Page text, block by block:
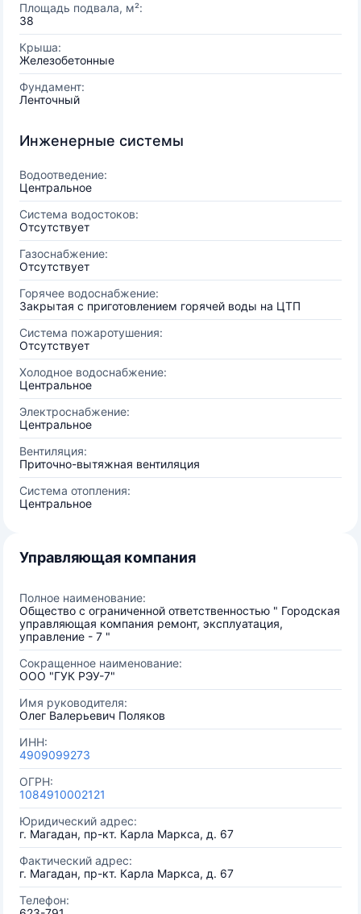
Площадь подвала, м²:
38
Крыша:
Железобетонные
Фундамент:
Ленточный
Инженерные системы
Водоотведение:
Центральное
Система водостоков:
Отсутствует
Газоснабжение:
Отсутствует
Горячее водоснабжение:
Закрытая с приготовлением горячей воды на ЦТП
Система пожаротушения:
Отсутствует
Холодное водоснабжение:
Центральное
Электроснабжение:
Центральное
Вентиляция:
Приточно-вытяжная вентиляция
Система отопления:
Центральное
Управляющая компания
Полное наименование:
Общество с ограниченной ответственностью " Городская
управляющая компания ремонт, эксплуатация,
управление - 7 "
Сокращенное наименование:
OOO "ГУК РЭУ-7"
Имя руководителя:
Олег Валерьевич Поляков
ИНН:
4909099273
ОГРН:
1084910002121
Юридический адрес:
г. Магадан, пр-кт. Карла Маркса, д. 67
Фактический адрес:
г. Магадан, пр-кт. Карла Маркса, д. 67
Телефон: